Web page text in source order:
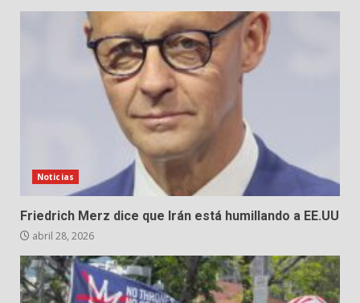
Noticias
Friedrich Merz dice que Irán está humillando a EE.UU
abril 28, 2026